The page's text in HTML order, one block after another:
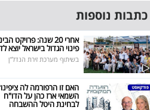
כתבות נוספות
אחרי 20 שנה: פרויקט
פינוי הגדול בישראל יוצא
בשיתוף מערכת זירת הנדל"ן
האם זו הרפורמה לה
השמאי ארז כהן על הדו"ח
לבחינת היטל ההשבחה